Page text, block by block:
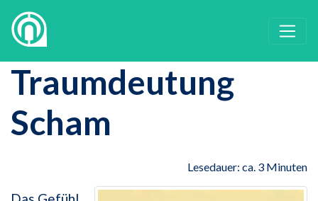
Traumdeutung
Scham
Lesedauer: ca. 3 Minuten